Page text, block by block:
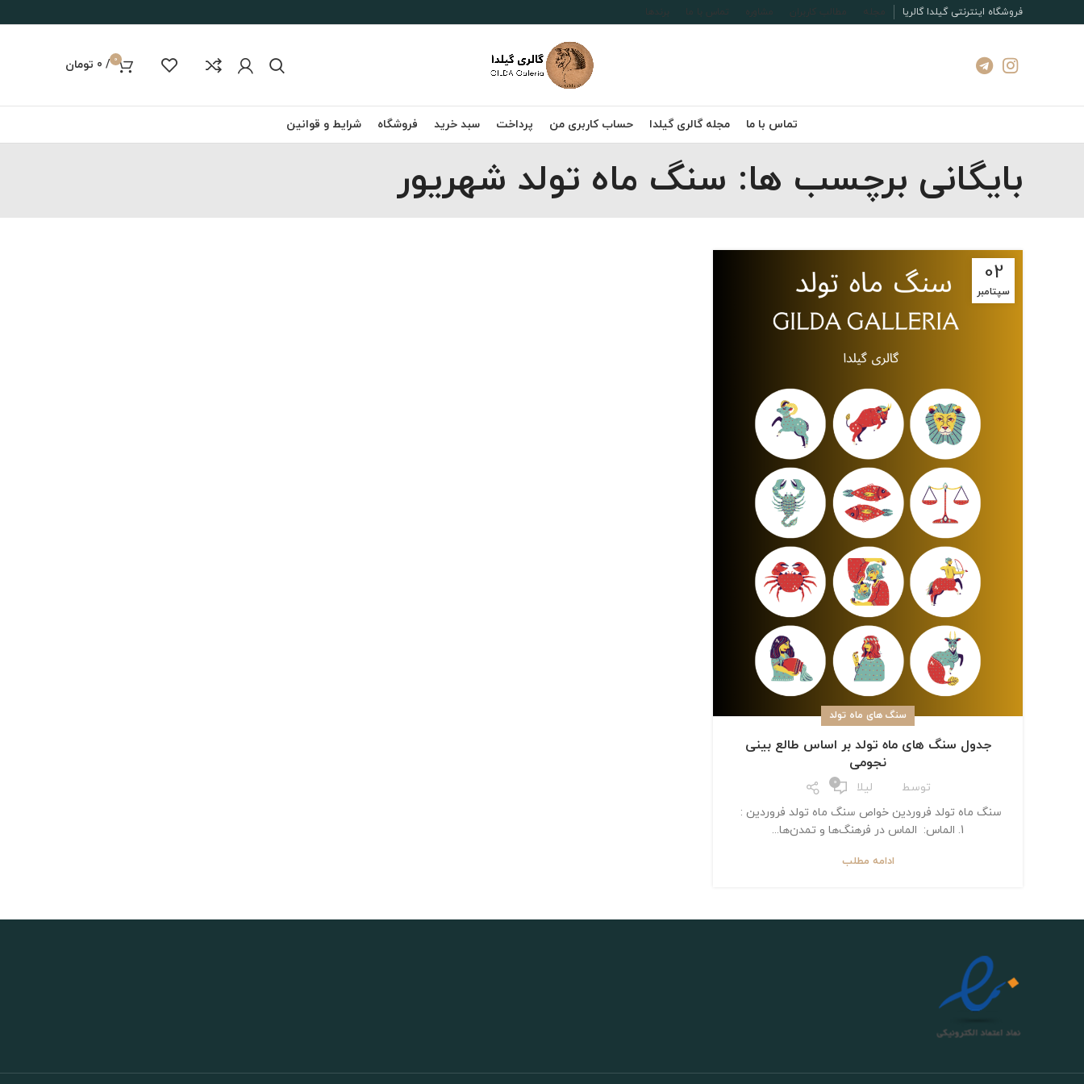
فروشگاه اینترنتی گیلدا گالریا مجله مطالب کاربران مشاوره تماس با ما برندها
0
/
0 تومان
تماس با ما مجله گالری گیلدا حساب کاربری من پرداخت سبد خرید فروشگاه شرایط و قوانین
بایگانی برچسب ها: سنگ ماه تولد شهریور
02
سپتامبر
سنگ های ماه تولد
جدول سنگ های ماه تولد بر اساس طالع بینی
نجومی
توسط لیلا 0
سنگ ماه تولد فروردین خواص سنگ ماه تولد فروردین :
1. الماس: الماس در فرهنگ‌ها و تمدن‌ها...
ادامه مطلب